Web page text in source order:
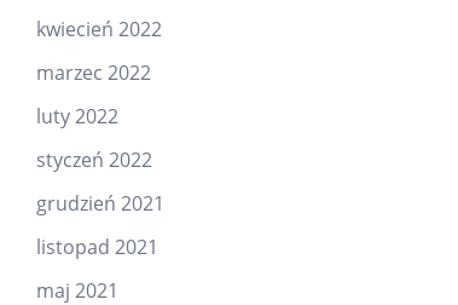
kwiecień 2022
marzec 2022
luty 2022
styczeń 2022
grudzień 2021
listopad 2021
maj 2021